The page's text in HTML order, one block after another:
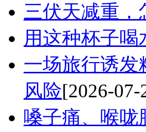
三伏天减重
用这种杯子
一场旅行诱发
风险[2026-07-
嗓子痛、喉咙